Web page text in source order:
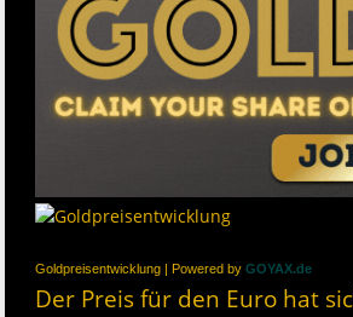
Goldpreisentwicklung | Powered by GOYAX.de
Der Preis für den Euro hat